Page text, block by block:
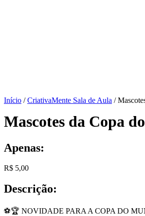
Início /CriativaMente Sala de Aula /
Mascotes da Copa
Apenas:
R$ 5,00
Descrição:
⚽🏆 NOVIDADE PARA A COPA DO